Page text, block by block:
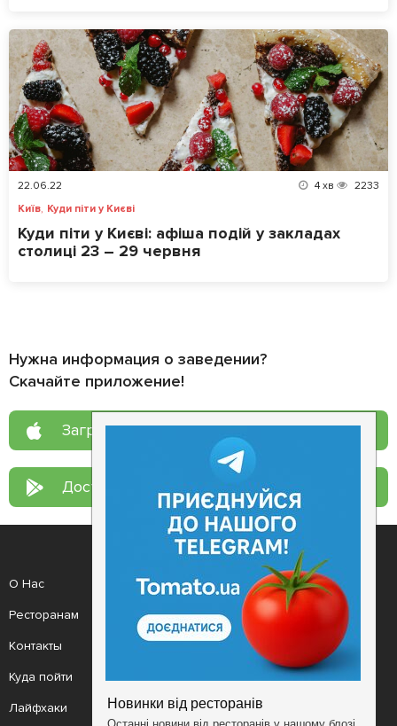
22.06.22 4 хв
2233
Київ, Куди піти у Києві
Куди піти у Києві: афіша подій у закладах
столиці 23 – 29 червня
Нужна информация о заведении?
Скачайте приложение!
Загрузите в App Store
Доступно в Google Play
О Нас
Ресторанам
Контакты
Куда пойти
Лайфхаки
Рецепт дня
Новости
Анонсы
Мобильное приложение